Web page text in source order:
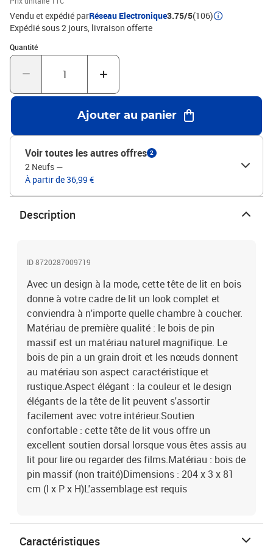
Vendu et expédié parRéseau Electronique3.75/5(106)
Expédié sous 2 jours livraison offerte
Quantité
Quantité : 1
Ajouter au panier
Voir toutes les autres offres 2
2 Neufs —
À partir de 36,99 €
Description
ID 8720287009719
Avec un design à la mode, cette tête de lit en bois
donne à votre cadre de lit un look complet et
conviendra à n'importe quelle chambre à coucher.
Matériau de première qualité : le bois de pin
massif est un matériau naturel magnifique. Le
bois de pin a un grain droit et les nœuds donnent
au matériau son aspect caractéristique et
rustique.Aspect élégant : la couleur et le design
élégants de la tête de lit peuvent s'assortir
facilement avec votre intérieur.Soutien
confortable : cette tête de lit vous offre un
excellent soutien dorsal lorsque vous êtes assis au
lit pour lire ou regarder des films.Matériau : bois de
pin massif (non traité)Dimensions : 204 x 3 x 81
cm (l x P x H)L'assemblage est requis
Caractéristiques